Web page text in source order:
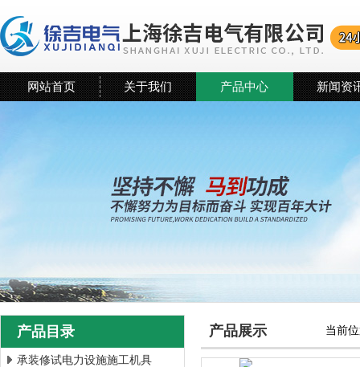
网站首页 关于我们 产品中心 新闻资
产品目录
承装修试电力设施施工机具
产品展示 当前